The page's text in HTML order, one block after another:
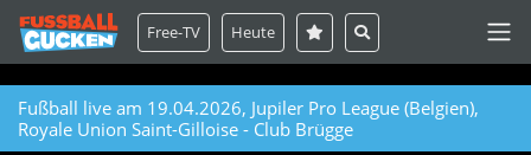
Free-TV Heute
Fußball live am 19.04.2026, Jupiler Pro League (Belgien),
Royale Union Saint-Gilloise - Club Brügge